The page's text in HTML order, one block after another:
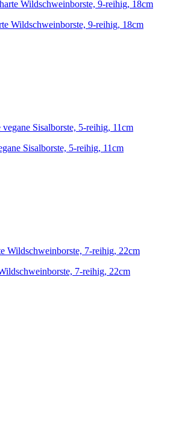
Wildschweinborste, 9-reihig, 18cm
Sisalborste, 5-reihig, 11cm
7-reihig, 22cm